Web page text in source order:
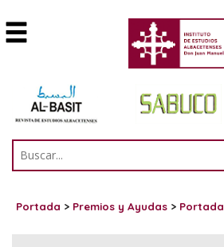
Portada > Premios y Ayudas > Portada